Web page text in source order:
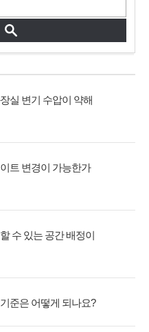
실 변기 수압이 약해
트 변경이 가능한가
수 있는 공간 배정이
준은 어떻게 되나요?